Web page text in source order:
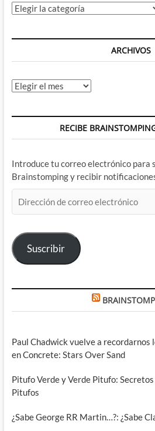
Categorías
ARCHIVOS
Archivos
RECIBE
Introduce tu correo electrónico para
Brainstomping y recibir
de
electrónico
Suscribir
Paul Chadwick vuelve a recordarnos
en Concrete: Stars Over Sand
Pitufo Verde y Verde Pitufo:
Pitufos
¿Sabe George RR Martin…?: ¿Sabe